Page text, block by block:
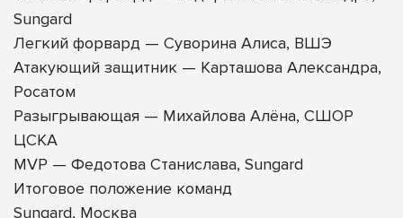
Sungard
Легкий форвард — Суворина Алиса, ВШЭ
Атакующий защитник — Карташова Александра,
Росатом
Разыгрывающая — Михайлова Алёна, СШОР
ЦСКА
MVP — Федотова Станислава, Sungard
Итоговое положение команд
Sungard, Москва